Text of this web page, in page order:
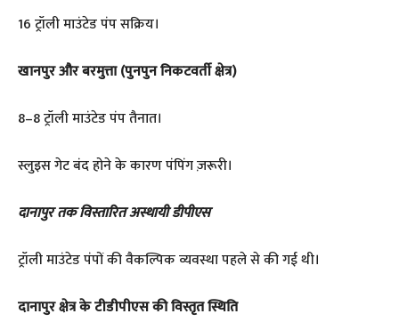
16 ट्रॉली माउंटेड पंप सक्रिय।
खानपुर और बरमुत्ता (पुनपुन निकटवर्ती क्षेत्र)
8–8 ट्रॉली माउंटेड पंप तैनात।
स्लुइस गेट बंद होने के कारण पंपिंग ज़रूरी।
दानापुर तक विस्तारित अस्थायी डीपीएस
ट्रॉली माउंटेड पंपों की वैकल्पिक व्यवस्था पहले से की गई थी।
दानापुर क्षेत्र के टीडीपीएस की विस्तृत स्थिति